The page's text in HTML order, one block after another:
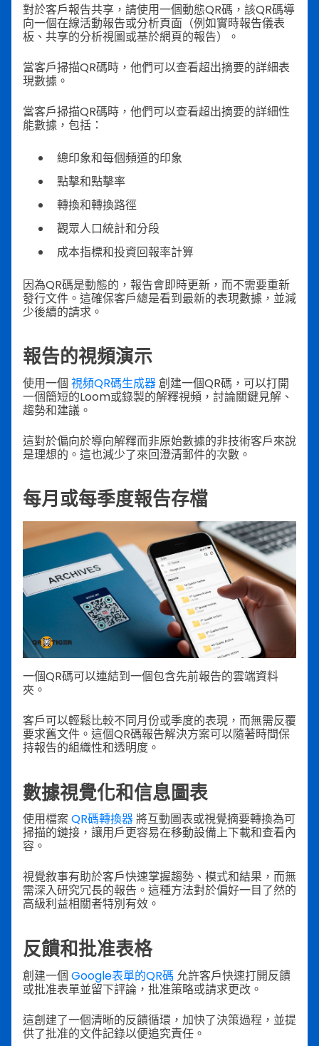
對於客戶報告共享，請使用一個動態QR碼，該QR碼導
向一個在線活動報告或分析頁面（例如實時報告儀表
板、共享的分析視圖或基於網頁的報告）。
當客戶掃描QR碼時，他們可以查看超出摘要的詳細表
現數據。
當客戶掃描QR碼時，他們可以查看超出摘要的詳細性
能數據，包括：
總印象和每個頻道的印象
點擊和點擊率
轉換和轉換路徑
觀眾人口統計和分段
成本指標和投資回報率計算
因為QR碼是動態的，報告會即時更新，而不需要重新
發行文件。這確保客戶總是看到最新的表現數據，並減
少後續的請求。
報告的視頻演示
使用一個 視頻QR碼生成器創建一個QR碼，可以打開
一個簡短的Loom或錄製的解釋視頻，討論關鍵見解、
趨勢和建議。
這對於偏向於導向解釋而非原始數據的非技術客戶來說
是理想的。這也減少了來回澄清郵件的次數。
每月或每季度報告存檔
一個QR碼可以連結到一個包含先前報告的雲端資料
夾。
客戶可以輕鬆比較不同月份或季度的表現，而無需反覆
要求舊文件。這個QR碼報告解決方案可以隨著時間保
持報告的組織性和透明度。
數據視覺化和信息圖表
使用檔案QR碼轉換器將互動圖表或視覺摘要轉換為可
掃描的鏈接，讓用戶更容易在移動設備上下載和查看內
容。
視覺敘事有助於客戶快速掌握趨勢、模式和結果，而無
需深入研究冗長的報告。這種方法對於偏好一目了然的
高級利益相關者特別有效。
反饋和批准表格
創建一個 Google表單的QR碼 允許客戶快速打開反饋
或批准表單並留下評論，批准策略或請求更改。
這創建了一個清晰的反饋循環，加快了決策過程，並提
供了批准的文件記錄以便追究責任。